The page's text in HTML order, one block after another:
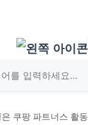
쿠팡 파트너스 활